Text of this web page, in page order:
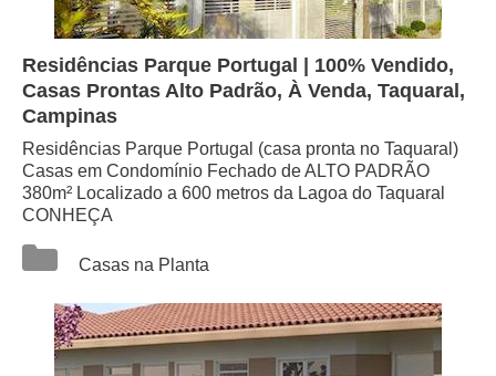
Residências Parque Portugal | 100% Vendido,
Casas Prontas Alto Padrão, À Venda, Taquaral,
Campinas
Residências Parque Portugal (casa pronta no Taquaral)
Casas em Condomínio Fechado de ALTO PADRÃO
380m² Localizado a 600 metros da Lagoa do Taquaral
CONHEÇA
Casas na Planta